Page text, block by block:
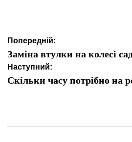
Навігація
записів
Попередній:
Заміна втулки на колесі
Наступний:
Скільки часу потрібно на